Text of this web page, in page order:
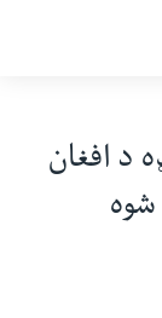
د افغان
شوه